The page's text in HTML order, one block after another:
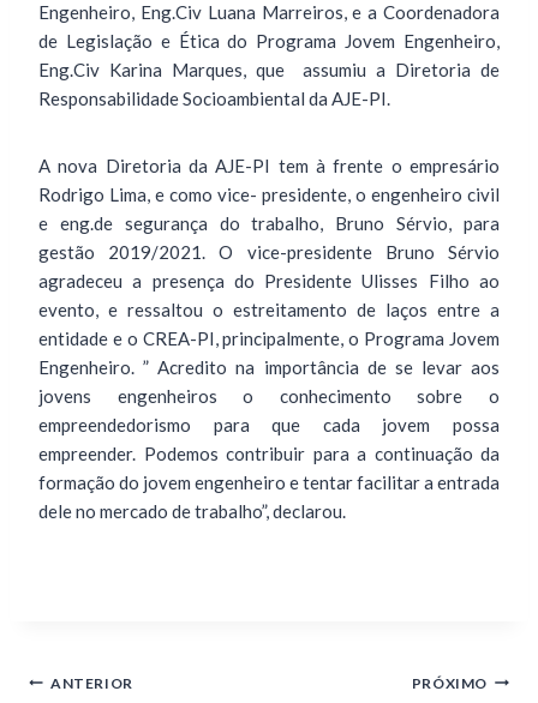
Engenheiro, Eng.Civ Luana Marreiros, e a Coordenadora
de Legislação e Ética do Programa Jovem Engenheiro,
Eng.Civ Karina Marques, que assumiu a Diretoria de
Responsabilidade Socioambiental da AJE-PI.
A nova Diretoria da AJE-PI tem à frente o empresário
Rodrigo Lima, e como vice- presidente, o engenheiro civil
e eng.de segurança do trabalho, Bruno Sérvio, para
gestão 2019/2021. O vice-presidente Bruno Sérvio
agradeceu a presença do Presidente Ulisses Filho ao
evento, e ressaltou o estreitamento de laços entre a
entidade e o CREA-PI, principalmente, o Programa Jovem
Engenheiro. ” Acredito na importância de se levar aos
jovens engenheiros o conhecimento sobre o
empreendedorismo para que cada jovem possa
empreender. Podemos contribuir para a continuação da
formação do jovem engenheiro e tentar facilitar a entrada
dele no mercado de trabalho”, declarou.
ANTERIOR PRÓXIMO